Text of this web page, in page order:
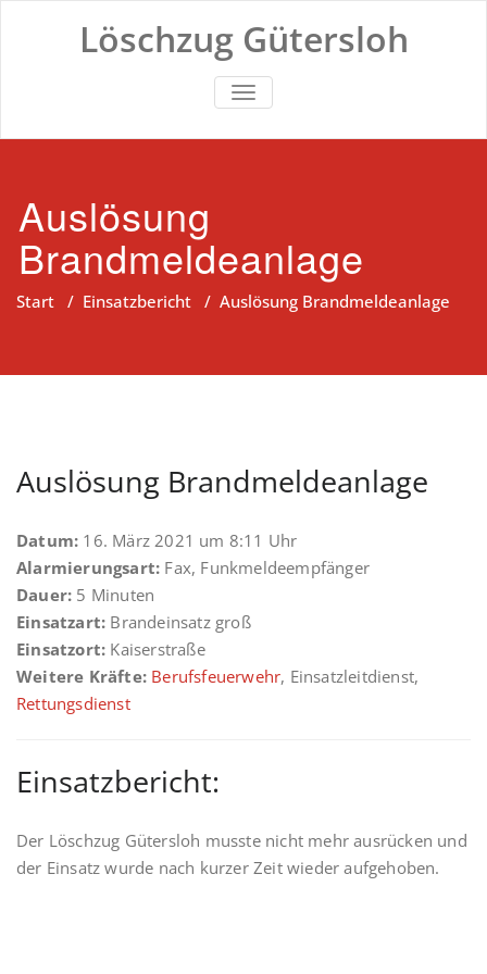
Löschzug Gütersloh
TOGGLE NAVIGATION
Auslösung
Brandmeldeanlage
Start / Einsatzbericht / Auslösung Brandmeldeanlage
Auslösung Brandmeldeanlage
Datum: 16. März 2021 um 8:11 Uhr
Alarmierungsart: Fax, Funkmeldeempfänger
Dauer: 5 Minuten
Einsatzart: Brandeinsatz groß
Einsatzort: Kaiserstraße
Weitere Kräfte: Berufsfeuerwehr, Einsatzleitdienst,
Rettungsdienst
Einsatzbericht:
Der Löschzug Gütersloh musste nicht mehr ausrücken und
der Einsatz wurde nach kurzer Zeit wieder aufgehoben.